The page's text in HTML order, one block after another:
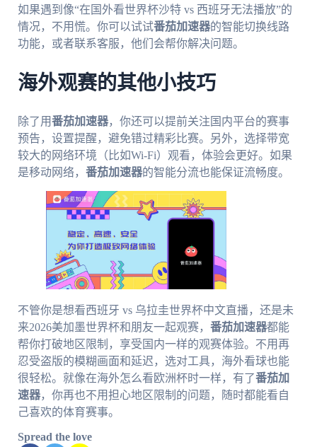
如果遇到像“在国外看世界杯沙特 vs 西班牙无法播放”的
情况，不用慌。你可以试试番茄加速器的智能切换线路
功能，或者联系客服，他们会帮你解决问题。
海外观赛的其他小技巧
除了用番茄加速器，你还可以提前关注国内平台的赛事
预告，设置提醒，避免错过精彩比赛。另外，选择带宽
较大的网络环境（比如Wi-Fi）观看，体验会更好。如果
是移动网络， 番茄加速器的智能分流也能保证流畅度。
不管你是想看西班牙 vs 乌拉圭世界杯中文直播，还是未
来2026美加墨世界杯和朋友一起观赛， 番茄加速器都能
帮你打破地区限制，享受国内一样的观赛体验。不用再
忍受盗版的模糊画面和延迟，选对工具，海外看球也能
很轻松。就像在海外怎么看欧洲杯时一样，有了番茄加
速器，你再也不用担心地区限制的问题，随时都能看自
己喜欢的体育赛事。
Spread the love